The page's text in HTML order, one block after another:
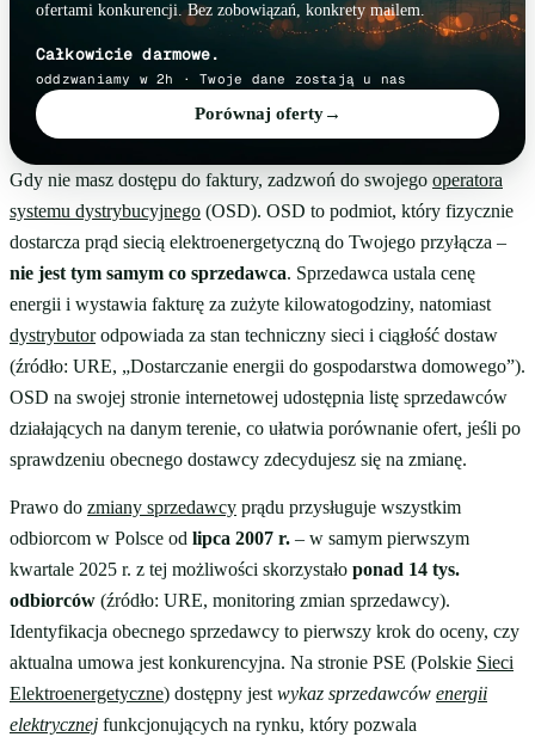
ofertami konkurencji. Bez zobowiązań, konkrety mailem.
Porównaj oferty→
Całkowicie darmowe.
oddzwaniamy w 2h · Twoje dane zostają u nas
Gdy nie masz dostępu do faktury, zadzwoń do swojego operatora
systemu dystrybucyjnego (OSD). OSD to podmiot, który fizycznie
dostarcza prąd siecią elektroenergetyczną do Twojego przyłącza –
nie jest tym samym co sprzedawca. Sprzedawca ustala cenę
energii i wystawia fakturę za zużyte kilowatogodziny, natomiast
dystrybutorodpowiada za stan techniczny sieci i ciągłość dostaw
(źródło: URE, „Dostarczanie energii do gospodarstwa domowego”).
OSD na swojej stronie internetowej udostępnia listę sprzedawców
działających na danym terenie, co ułatwia porównanie ofert, jeśli po
sprawdzeniu obecnego dostawcy zdecydujesz się na zmianę.
Prawo do zmiany sprzedawcy prądu przysługuje wszystkim
odbiorcom w Polsce od lipca 2007 r. – w samym pierwszym
kwartale 2025 r. z tej możliwości skorzystało ponad 14 tys.
odbiorców (źródło: URE, monitoring zmian sprzedawcy).
Identyfikacja obecnego sprzedawcy to pierwszy krok do oceny, czy
aktualna umowa jest konkurencyjna. Na stronie PSE (Polskie Sieci
Elektroenergetyczne) dostępny jest wykaz sprzedawców energii
elektrycznej funkcjonujących na rynku, który pozwala